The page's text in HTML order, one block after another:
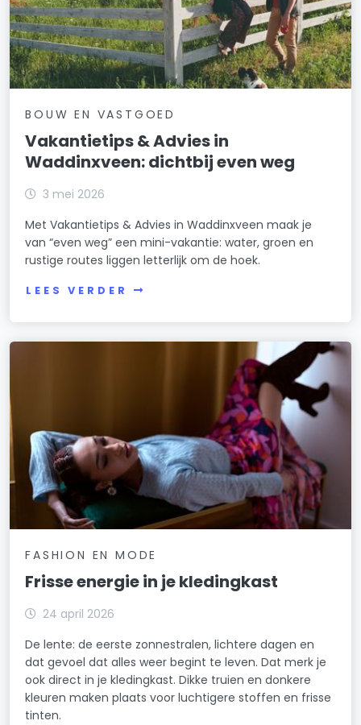
BOUW EN VASTGOED
Vakantietips & Advies in
Waddinxveen: dichtbij even weg
3 mei 2026
Met Vakantietips & Advies in Waddinxveen maak je
van “even weg” een mini-vakantie: water, groen en
rustige routes liggen letterlijk om de hoek.
LEES VERDER
FASHION EN MODE
Frisse energie in je kledingkast
24 april 2026
De lente: de eerste zonnestralen, lichtere dagen en
dat gevoel dat alles weer begint te leven. Dat merk je
ook direct in je kledingkast. Dikke truien en donkere
kleuren maken plaats voor luchtigere stoffen en frisse
tinten.